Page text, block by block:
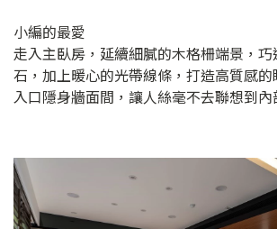
小編的最愛
走入主臥房，延續細膩的木格柵端景，
石，加上暖心的光帶線條，打造高質感
入口隱身牆面間，讓人絲毫不去聯想到內